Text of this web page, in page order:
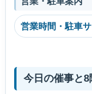
営業時間・駐車
今日の催事と8